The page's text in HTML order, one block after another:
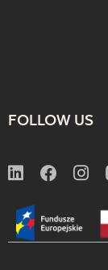
FOLLOW US